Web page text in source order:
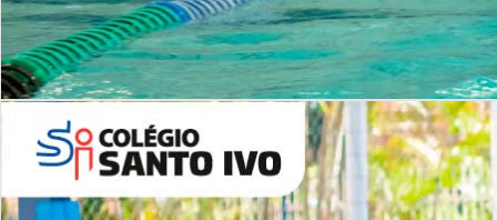
Período Integral | Saiba mais